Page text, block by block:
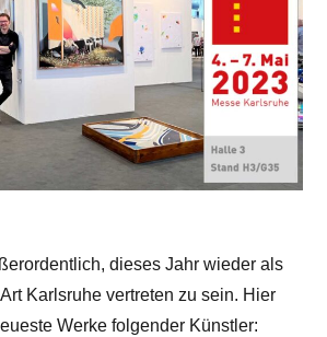
dieses Jahr wieder als
Karlsruhe vertreten zu sein. Hier
Werke folgender Künstler: